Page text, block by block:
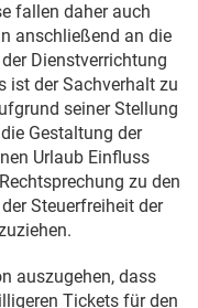
fallen daher auch
anschließend an die
Dienstverrichtung
ist der Sachverhalt zu
seiner Stellung
Gestaltung der
Urlaub Einfluss
zu den
Steuerfreiheit der
auszugehen, dass
Tickets für den